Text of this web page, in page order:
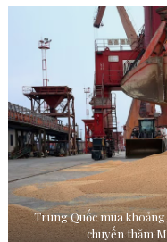
Trung Quốc mua
chuyến thăm